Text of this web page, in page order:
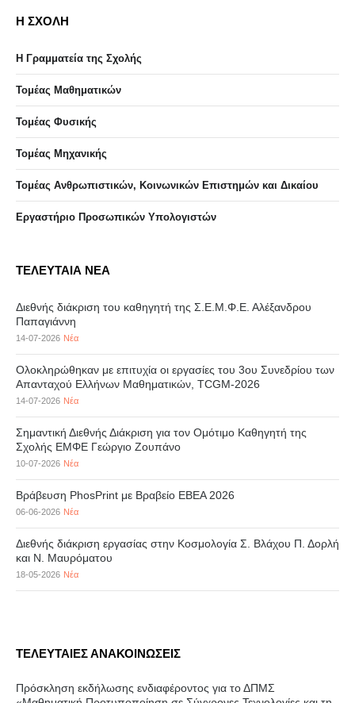
Η ΣΧΟΛΗ
Η Γραμματεία της Σχολής
Τομέας Μαθηματικών
Τομέας Φυσικής
Τομέας Μηχανικής
Τομέας Ανθρωπιστικών, Κοινωνικών Επιστημών και Δικαίου
Eργαστήριo Προσωπικών Υπολογιστών
ΤΕΛΕΥΤΑΙΑ ΝΕΑ
Διεθνής διάκριση του καθηγητή της Σ.Ε.Μ.Φ.Ε. Αλέξανδρου
Παπαγιάννη
14-07-2026 Νέα
Ολοκληρώθηκαν με επιτυχία οι εργασίες του 3ου Συνεδρίου των
Απανταχού Ελλήνων Μαθηματικών, TCGM-2026
14-07-2026 Νέα
Σημαντική Διεθνής Διάκριση για τον Ομότιμο Καθηγητή της
Σχολής ΕΜΦΕ Γεώργιο Ζουπάνο
10-07-2026 Νέα
Βράβευση PhosPrint με Βραβείο ΕΒΕΑ 2026
06-06-2026 Νέα
Διεθνής διάκριση εργασίας στην Κοσμολογία Σ. Βλάχου Π. Δορλή
και Ν. Μαυρόματου
18-05-2026 Νέα
ΤΕΛΕΥΤΑΙΕΣ ΑΝΑΚΟΙΝΩΣΕΙΣ
Πρόσκληση εκδήλωσης ενδιαφέροντος για το ΔΠΜΣ